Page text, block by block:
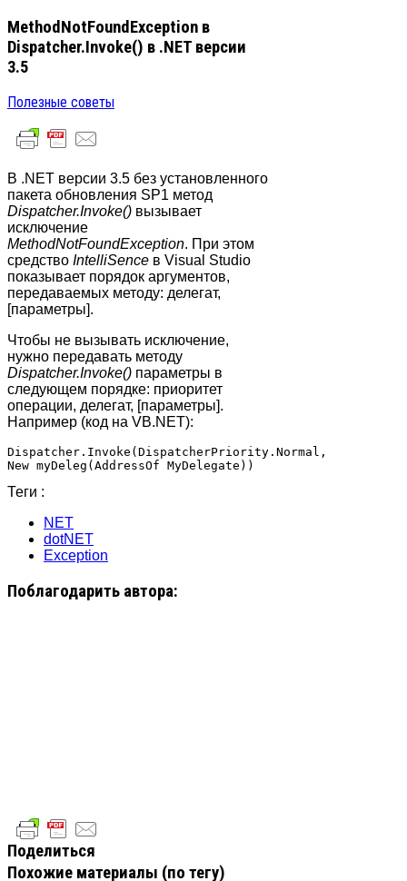
MethodNotFoundException в
Dispatcher.Invoke() в .NET версии
3.5
Полезные советы
В .NET версии 3.5 без установленного
пакета обновления SP1 метод
Dispatcher.Invoke() вызывает
исключение
MethodNotFoundException. При этом
средство IntelliSence в Visual Studio
показывает порядок аргументов,
передаваемых методу: делегат,
[параметры].
Чтобы не вызывать исключение,
нужно передавать методу
Dispatcher.Invoke() параметры в
следующем порядке: приоритет
операции, делегат, [параметры].
Например (код на VB.NET):
Dispatcher.Invoke(DispatcherPriority.Normal,
New myDeleg(AddressOf MyDelegate))
Теги :
NET
dotNET
Exception
Поблагодарить автора:
Поделиться
Похожие материалы (по тегу)